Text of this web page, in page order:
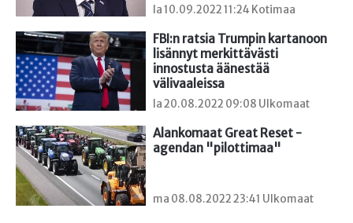
la 10.09.2022 11:24 Kotimaa
FBI:n ratsia Trumpin kartanoon
lisännyt merkittävästi
innostusta äänestää
välivaaleissa
la 20.08.2022 09:08 Ulkomaat
Alankomaat Great Reset -
agendan "pilottimaa"
ma 08.08.2022 23:41 Ulkomaat